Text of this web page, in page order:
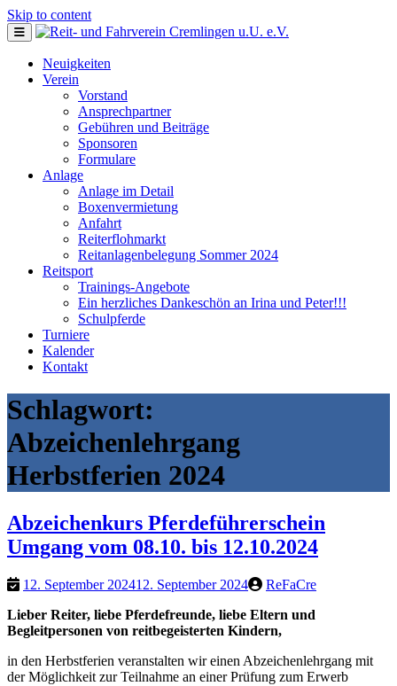
Skip to content
Neuigkeiten
Verein
Vorstand
Ansprechpartner
Gebühren und Beiträge
Sponsoren
Formulare
Anlage
Anlage im Detail
Boxenvermietung
Anfahrt
Reiterflohmarkt
Reitanlagenbelegung Sommer 2024
Reitsport
Trainings-Angebote
Ein herzliches Dankeschön an Irina und Peter!!!
Schulpferde
Turniere
Kalender
Kontakt
Schlagwort:
Abzeichenlehrgang
Herbstferien 2024
Abzeichenkurs Pferdeführerschein
Umgang vom 08.10. bis 12.10.2024
12. September 202412. September 2024
ReFaCre
Lieber Reiter, liebe Pferdefreunde, liebe Eltern und
Begleitpersonen von reitbegeisterten Kindern,
in den Herbstferien veranstalten wir einen Abzeichenlehrgang mit
der Möglichkeit zur Teilnahme an einer Prüfung zum Erwerb